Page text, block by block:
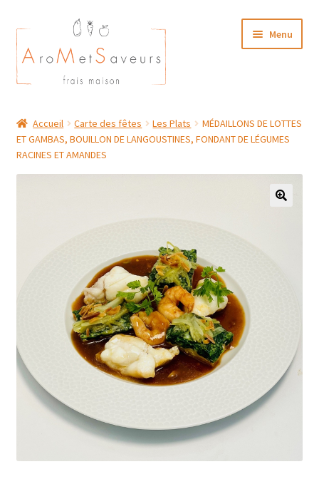
Aller
à
la
navigation
Aller
au
contenu
Menu
Plat du Jour/ Menu Week end
NOS BOUTIQUES
Accueil Carte des fêtes Les Plats
MÉDAILLONS DE LOTTES
ET GAMBAS, BOUILLON DE LANGOUSTINES, FONDANT DE LÉGUMES
RACINES ET AMANDES